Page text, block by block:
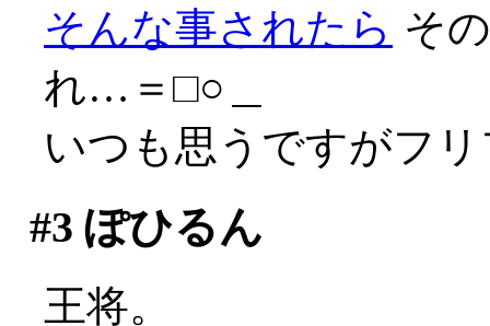
そんな事されたら そ
れ…＝□○＿
いつも思うですがフ
#3 ぽひるん
王将。